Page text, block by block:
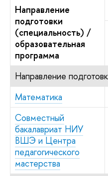
Направление
подготовки
(специальность) /
образовательная
программа
Направление
Математика
Совместный
бакалавриат НИУ
ВШЭ и Центра
педагогического
мастерства